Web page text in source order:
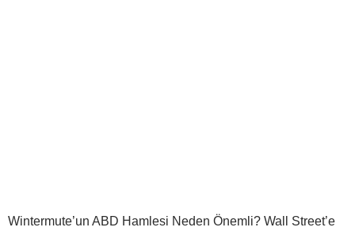
Wintermute’un ABD Hamlesi Neden Önemli? Wall Street’e